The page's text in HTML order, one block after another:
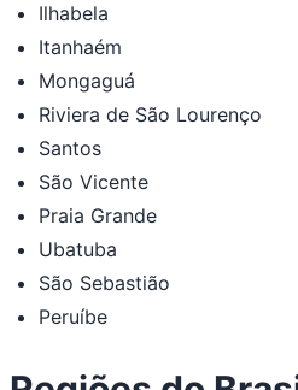
Ilhabela
Itanhaém
Mongaguá
Riviera de São Lourenço
Santos
São Vicente
Praia Grande
Ubatuba
São Sebastião
Peruíbe